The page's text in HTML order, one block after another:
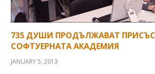
735 ДУШИ ПРОДЪЛЖАВАТ
СОФТУЕРНАТА АКАДЕМИЯ
JANUARY 5, 2013